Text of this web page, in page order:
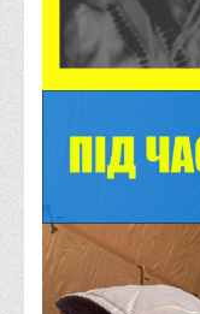
розвитку
Грантових
Грантові
Підтримки
Музей грошей
Студенту